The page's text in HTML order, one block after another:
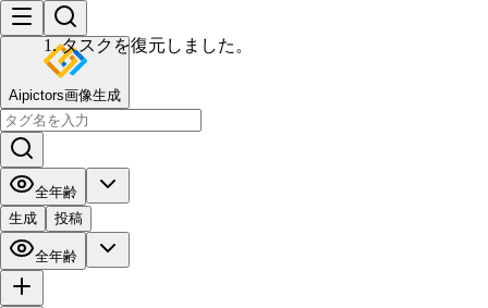
Aipictors画像生成
全年齢
生成
投稿
全年齢